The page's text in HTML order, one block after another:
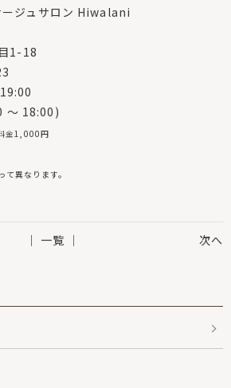
ージュサロン Hiwalani
1-18
〜 18:00)
金1,000円
異なります。
次へ
│ 一覧 │